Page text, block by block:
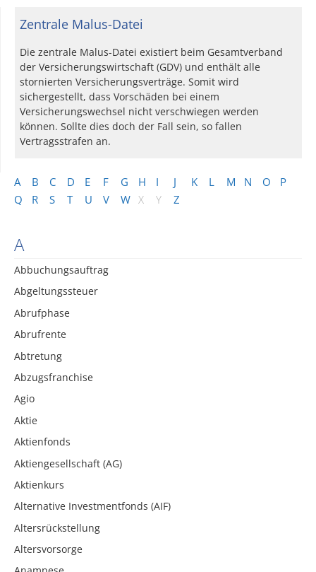
A B C D E F G H I J K L M N O
P
Q
R S T U V W X Y Z
A
Abbuchungsauftrag
Abgeltungssteuer
Abrufphase
Abrufrente
Abtretung
Abzugsfranchise
Agio
Aktie
Aktienfonds
Aktiengesellschaft (AG)
Aktienkurs
Alternative Investmentfonds (AIF)
Altersrückstellung
Altersvorsorge
Zentrale Malus-Datei
Die zentrale Malus-Datei existiert beim Gesamtverband
der Versicherungswirtschaft (GDV) und enthält alle
stornierten Versicherungsverträge. Somit wird
sichergestellt, dass Vorschäden bei einem
Versicherungswechsel nicht verschwiegen werden
können. Sollte dies doch der Fall sein, so fallen
Vertragsstrafen an.